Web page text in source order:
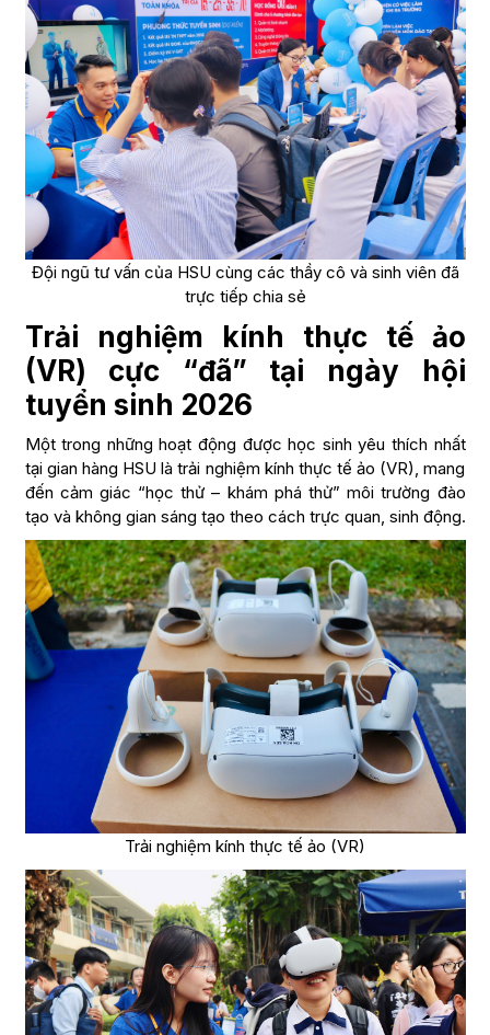
Đội ngũ tư vấn của HSU cùng các thầy cô và sinh viên đã
trực tiếp chia sẻ
Trải nghiệm kính thực tế ảo
(VR) cực “đã” tại ngày hội
tuyển sinh 2026
Một trong những hoạt động được học sinh yêu thích nhất
tại gian hàng HSU là trải nghiệm kính thực tế ảo (VR), mang
đến cảm giác “học thử – khám phá thử” môi trường đào
tạo và không gian sáng tạo theo cách trực quan, sinh động.
Trải nghiệm kính thực tế ảo (VR)